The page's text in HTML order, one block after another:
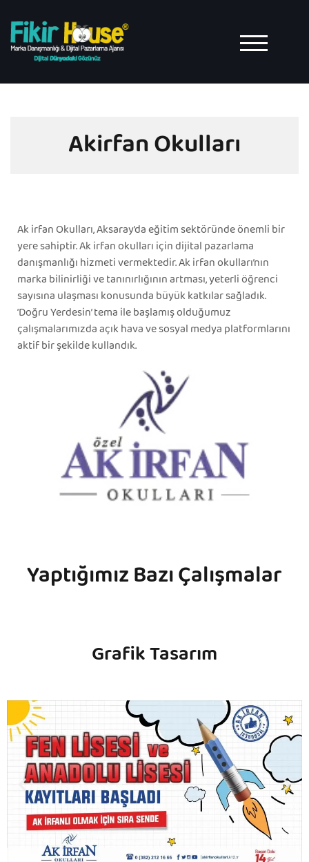
TOGGLE
Akirfan Okulları
Ak irfan Okulları, Aksaray’da eğitim sektöründe önemli bir
yere sahiptir. Ak irfan okulları için dijital pazarlama
danışmanlığı hizmeti vermektedir. Ak irfan okulları’nın
marka bilinirliği ve tanınırlığının artması, yeterli öğrenci
sayısına ulaşması konusunda büyük katkılar sağladık.
‘Doğru Yerdesin’ tema ile başlamış olduğumuz
çalışmalarımızda açık hava ve sosyal medya platformlarını
aktif bir şekilde kullandık.
Yaptığımız Bazı Çalışmalar
Grafik Tasarım